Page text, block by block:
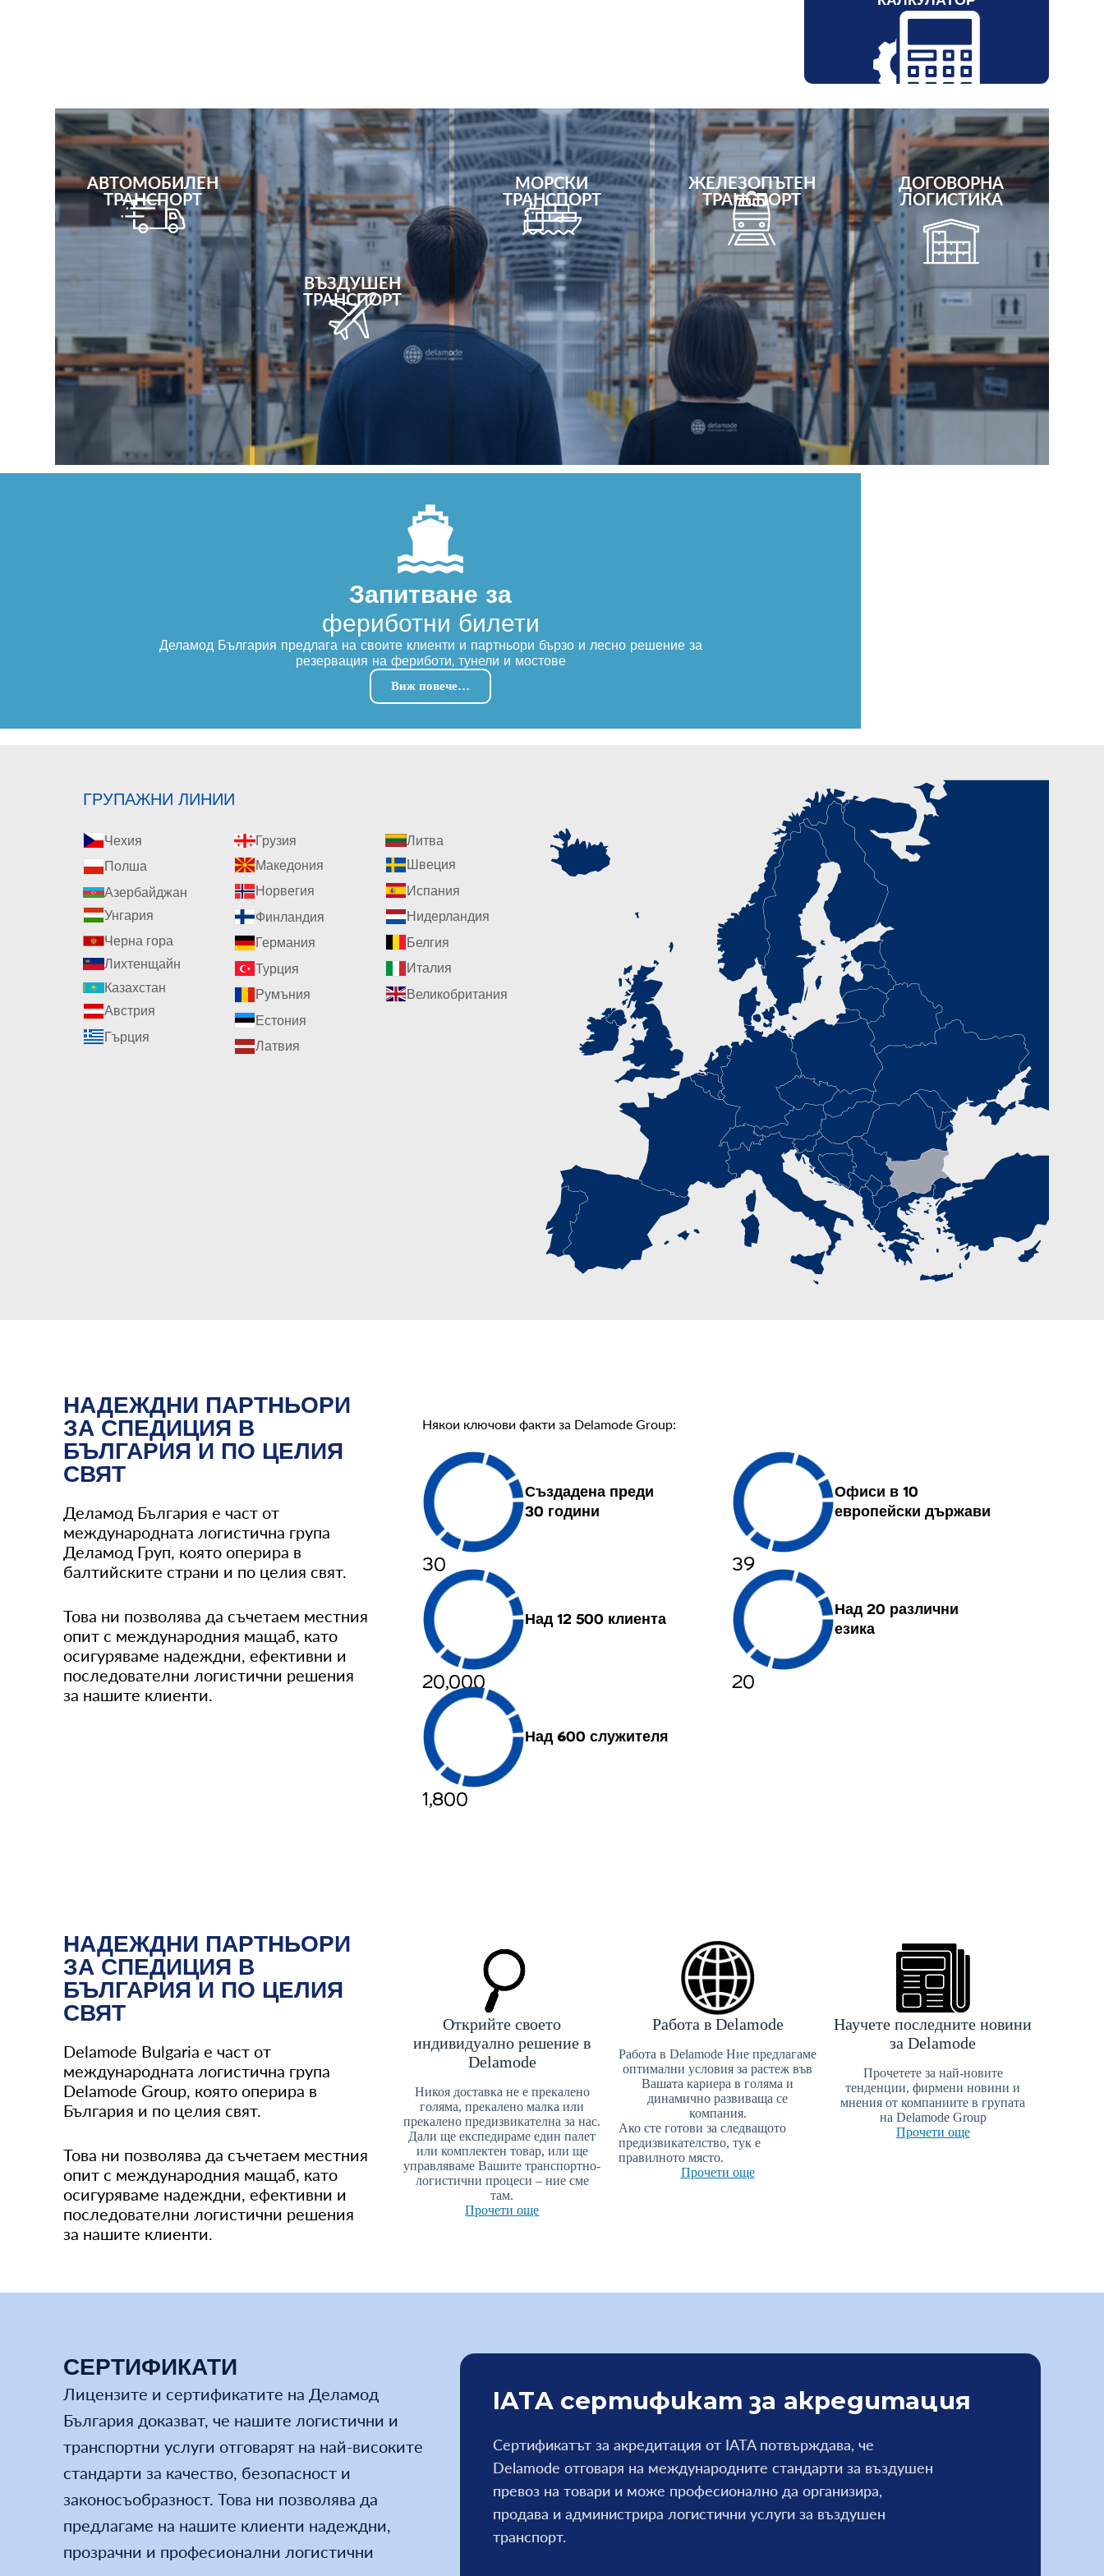
Изчислете разходите си за
транспортиране на вашите товари
Поискайте оферта
АВТОМОБИЛЕН
ТРАНСПОРТ
ВЪЗДУШЕН
ТРАНСПОРТ
Още
МОРСКИ
ТРАНСПОРТ
Още
ЖЕЛЕЗОПЪТЕН
ТРАНСПОРТ
Още
ДОГОВОРНА
ЛОГИСТИКА
Още
Запитване за
фериботни билети
Деламод България предлага на своите клиенти и партньори бързо и лесно решение за
резервация на фериботи, тунели и мостове
Виж повече…
ГРУПАЖНИ ЛИНИИ
Чехия
Полша
Азербайджан
Унгария
Черна гора
Лихтенщайн
Казахстан
Австрия
Гърция
Грузия
Македония
Норвегия
Финландия
Германия
Турция
Румъния
Естония
Латвия
Литва
Швеция
Испания
Нидерландия
Белгия
Италия
Великобритания
НАДЕЖДНИ ПАРТНЬОРИ
ЗА СПЕДИЦИЯ В
БЪЛГАРИЯ И ПО ЦЕЛИЯ
СВЯТ
Деламод България е част от
международната логистична група
Деламод Груп, която оперира в
балтийските страни и по целия свят.
Това ни позволява да съчетаем местния
опит с международния мащаб, като
осигуряваме надеждни, ефективни и
последователни логистични решения
за нашите клиенти.
Някои ключови факти за Delamode Group:
30
Създадена преди
30 години
39
Офиси в 10
европейски държави
20,000
Над 12 500 клиента
20
Над 20 различни
езика
1,800
Над 600 служителя
НАДЕЖДНИ ПАРТНЬОРИ
ЗА СПЕДИЦИЯ В
БЪЛГАРИЯ И ПО ЦЕЛИЯ
СВЯТ
Delamode Bulgaria е част от
международната логистична група
Delamode Group, която оперира в
България и по целия свят.
Това ни позволява да съчетаем местния
опит с международния мащаб, като
осигуряваме надеждни, ефективни и
последователни логистични решения
за нашите клиенти.
Открийте своето
индивидуално решение в
Delamode
Никоя доставка не е прекалено
голяма, прекалено малка или
прекалено предизвикателна за нас.
Дали ще експедираме един палет
или комплектен товар, или ще
управляваме Вашите транспортно-
логистични процеси – ние сме
там.
Прочети още
Работа в Delamode
Работа в Delamode Ние предлагаме
оптимални условия за растеж във
Вашата кариера в голяма и
динамично развиваща се
компания.
Ако сте готови за следващото
предизвикателство, тук е
правилното място.
Прочети още
Научете последните новини
за Delamode
Прочетете за най-новите
тенденции, фирмени новини и
мнения от компаниите в групата
на Delamode Group
Прочети още
СЕРТИФИКАТИ
Лицензите и сертификатите на Деламод
България доказват, че нашите логистични и
транспортни услуги отговарят на най-високите
стандарти за качество, безопасност и
законосъобразност. Това ни позволява да
предлагаме на нашите клиенти надеждни,
прозрачни и професионални логистични
IATA сертификат за акредитация
Сертификатът за акредитация от IATA потвърждава, че
Delamode отговаря на международните стандарти за въздушен
превоз на товари и може професионално да организира,
продава и администрира логистични услуги за въздушен
транспорт.